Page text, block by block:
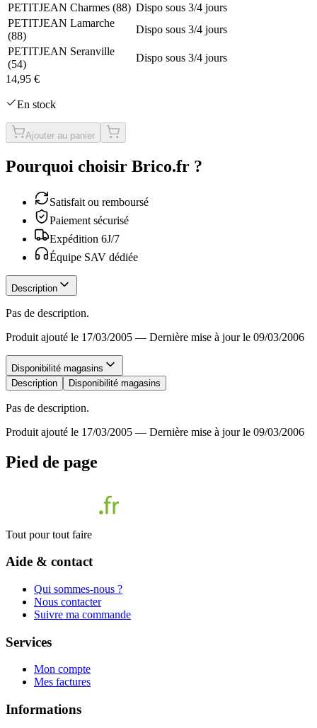
PETITJEAN Charmes (88) Dispo sous 3/4 jours
PETITJEAN Lamarche
(88)
Dispo sous 3/4 jours
PETITJEAN Seranville
(54)
Dispo sous 3/4 jours
14,95 €
En stock
Ajouter au panier
Pourquoi choisir Brico.fr ?
Satisfait ou remboursé
Paiement sécurisé
Expédition 6J/7
Équipe SAV dédiée
Description
Pas de description.
Produit ajouté le 17/03/2005 — Dernière mise à jour le 09/03/2006
Disponibilité magasins
Description
Disponibilité magasins
Pas de description.
Produit ajouté le 17/03/2005 — Dernière mise à jour le 09/03/2006
Pied de page
Tout pour tout faire
Aide & contact
Qui sommes-nous ?
Nous contacter
Suivre ma commande
Services
Mon compte
Mes factures
Informations